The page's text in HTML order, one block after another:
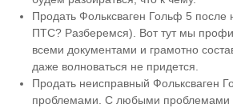
Продать Фольксваген Гольф 5 после
ПТС? Разберемся). Вот тут мы
всеми документами и грамотно
даже волноваться не придется.
Продать неисправный Фольксваген
проблемами. С любыми